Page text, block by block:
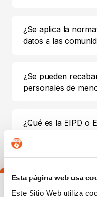
Esta página web usa
Este Sitio Web utiliza
¿Se aplica la
datos a las
¿Se pueden
personales de
¿Qué es la EIPD o
Solicitud de